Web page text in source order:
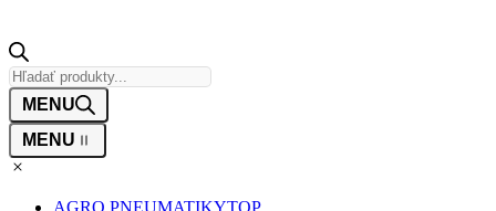
Products
search
AGRO PNEUMATIKYTOP